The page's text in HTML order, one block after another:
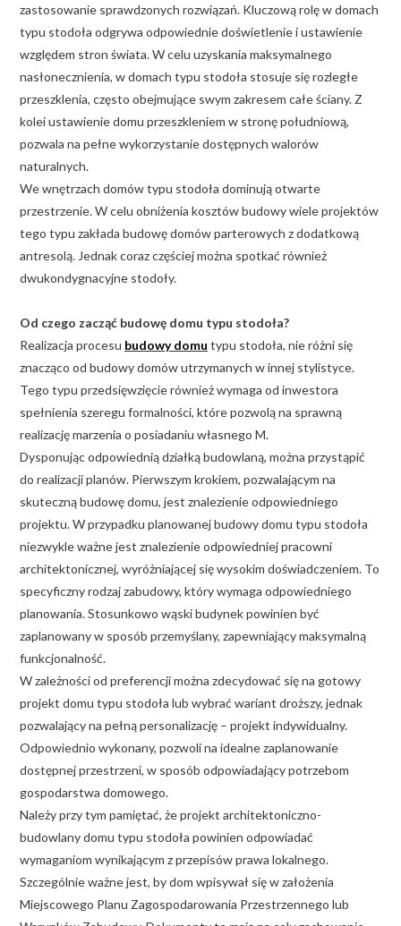
zastosowanie sprawdzonych rozwiązań. Kluczową rolę w domach
typu stodoła odgrywa odpowiednie doświetlenie i ustawienie
względem stron świata. W celu uzyskania maksymalnego
nasłonecznienia, w domach typu stodoła stosuje się rozległe
przeszklenia, często obejmujące swym zakresem całe ściany. Z
kolei ustawienie domu przeszkleniem w stronę południową,
pozwala na pełne wykorzystanie dostępnych walorów
naturalnych.
We wnętrzach domów typu stodoła dominują otwarte
przestrzenie. W celu obniżenia kosztów budowy wiele projektów
tego typu zakłada budowę domów parterowych z dodatkową
antresolą. Jednak coraz częściej można spotkać również
dwukondygnacyjne stodoły.
Od czego zacząć budowę domu typu stodoła?
Realizacja procesu budowy domu typu stodoła, nie różni się
znacząco od budowy domów utrzymanych w innej stylistyce.
Tego typu przedsięwzięcie również wymaga od inwestora
spełnienia szeregu formalności, które pozwolą na sprawną
realizację marzenia o posiadaniu własnego M.
Dysponując odpowiednią działką budowlaną, można przystąpić
do realizacji planów. Pierwszym krokiem, pozwalającym na
skuteczną budowę domu, jest znalezienie odpowiedniego
projektu. W przypadku planowanej budowy domu typu stodoła
niezwykle ważne jest znalezienie odpowiedniej pracowni
architektonicznej, wyróżniającej się wysokim doświadczeniem. To
specyficzny rodzaj zabudowy, który wymaga odpowiedniego
planowania. Stosunkowo wąski budynek powinien być
zaplanowany w sposób przemyślany, zapewniający maksymalną
funkcjonalność.
W zależności od preferencji można zdecydować się na gotowy
projekt domu typu stodoła lub wybrać wariant droższy, jednak
pozwalający na pełną personalizację – projekt indywidualny.
Odpowiednio wykonany, pozwoli na idealne zaplanowanie
dostępnej przestrzeni, w sposób odpowiadający potrzebom
gospodarstwa domowego.
Należy przy tym pamiętać, że projekt architektoniczno-
budowlany domu typu stodoła powinien odpowiadać
wymaganiom wynikającym z przepisów prawa lokalnego.
Szczególnie ważne jest, by dom wpisywał się w założenia
Miejscowego Planu Zagospodarowania Przestrzennego lub